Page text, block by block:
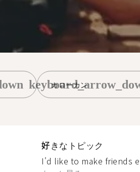
カローカン
好きなトピック
I'd like to make friends